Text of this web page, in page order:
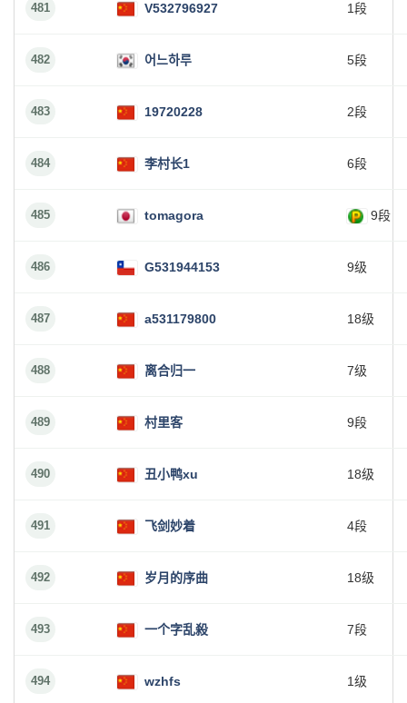
481 V532796927 1段
482 어느하루 5段
483 19720228 2段
484 李村长1 6段
485 tomagora 9段
486 G531944153 9级
487 a531179800 18级
488 离合归一 7级
489 村里客 9段
490 丑小鸭xu 18级
491 飞剑妙着 4段
492 岁月的序曲 18级
493 一个字乱殺 7段
494 wzhfs 1级